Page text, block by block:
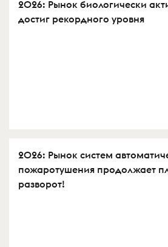
2026: Рынок биологически
достиг рекордного уровня
2026: Рынок систем
пожаротушения продолжает
разворот!